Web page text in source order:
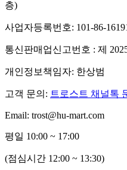
층)
사업자등록번호: 101-86-
통신판매업신고번호 : 제
개인정보책임자: 한상범
고객 문의: 트로스트 채널톡
Email: trost@hu-mart.com
평일 10:00 ~ 17:00
(점심시간 12:00 ~ 13:30)